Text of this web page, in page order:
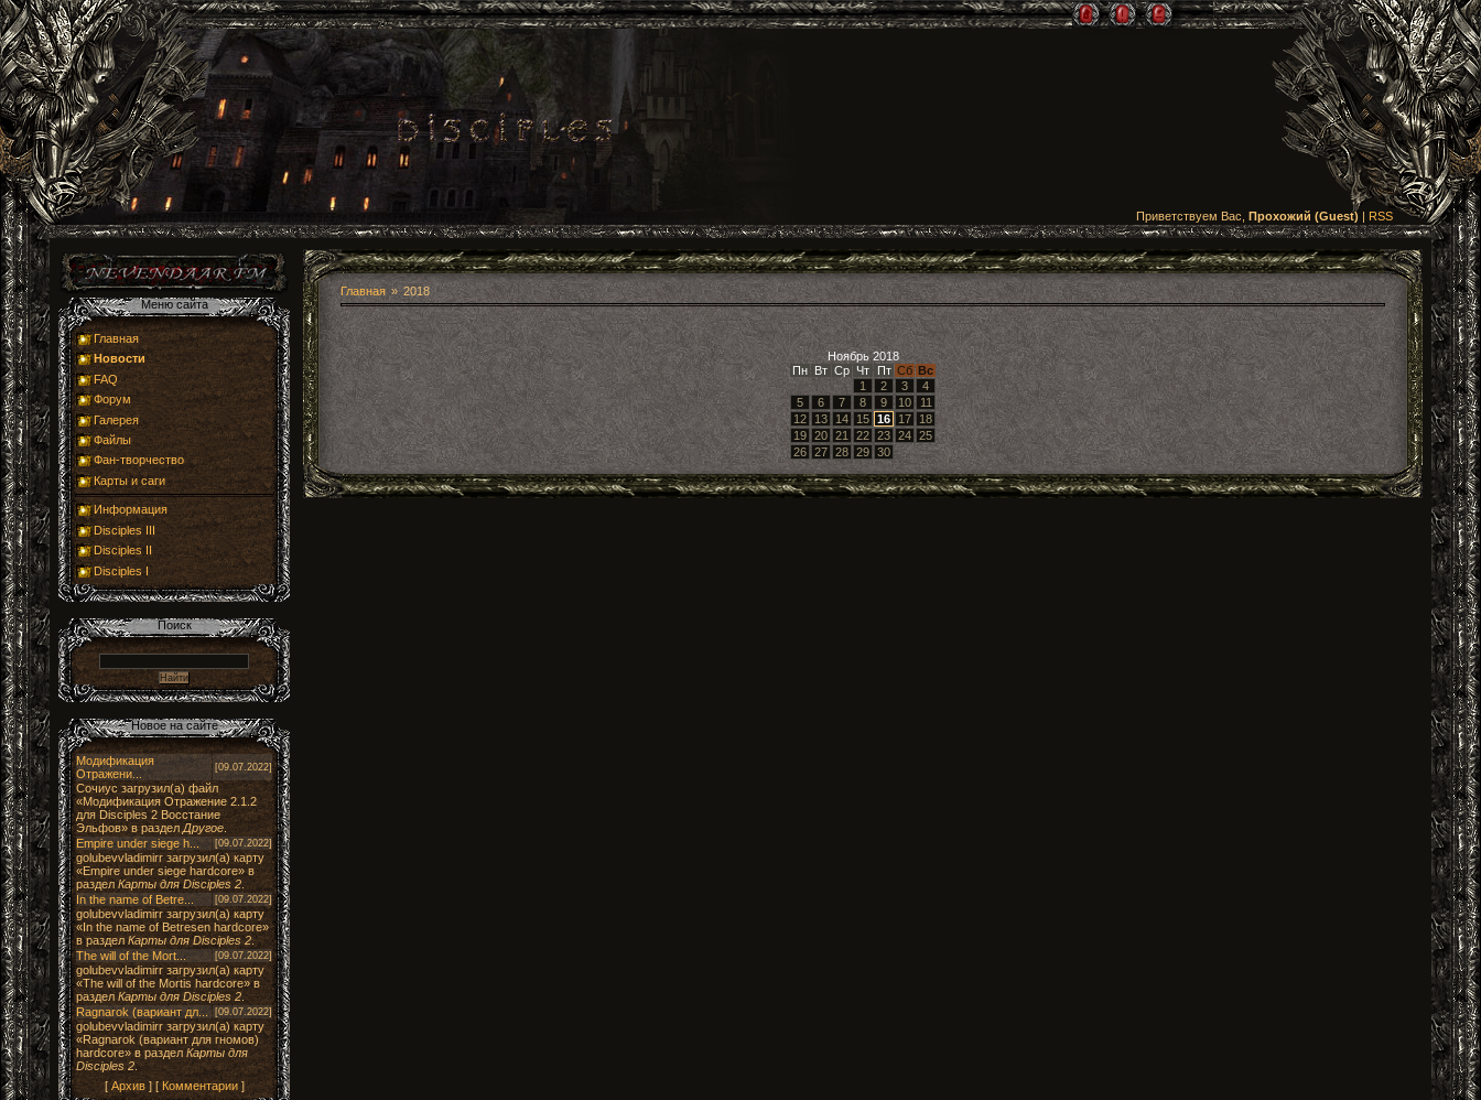
Приветствуем Вас, Прохожий (Guest) | RSS
Главная 2018
Ноябрь 2018
Пн Вт Ср Чт Пт Сб Вс
1
2 3
4
5
6 7 8 9 10
11
12
13 14 15 16 17
18
19 20 21 22 23 24 25
26 27 28 29 30
Главная
Новости
FAQ
Форум
Галерея
Файлы
Фан-творчество
Карты и саги
Информация
Disciples III
Disciples II
Disciples I
Модификация
Отражени...
[09.07.2022]
Сочиус загрузил(а) файл
«Модификация Отражение 2.1.2
для Disciples 2 Восстание
Эльфов» в разделДругое
Empire under siege h...
[09.07.2022]
golubevvladimirr загрузил(а) карту
«Empire under siege hardcore» в
раздел Карты для Disciples 2
In the name of Betre...
[09.07.2022]
golubevvladimirr загрузил(а) карту
«In the name of Betresen hardcore»
в раздел Карты для Disciples 2.
The will of the Mort...
[09.07.2022]
golubevvladimirr загрузил(а) карту
«The will of the Mortis hardcore» в
разделКарты для Disciples 2.
Ragnarok (вариант дл...
[09.07.2022]
golubevvladimirr загрузил(а) карту
«Ragnarok (вариант для гномов)
hardcore» в раздел Карты для
Disciples 2.
[ Архив] [ Комментарии]